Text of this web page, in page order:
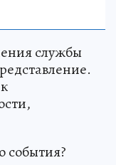
службы
события?